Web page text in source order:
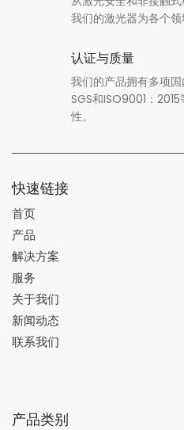
我们的激光器为各个领
认证与质量
我们的产品拥有多项国
SGS和ISO9001：
性。
快速链接
首页
产品
解决方案
服务
关于我们
新闻动态
联系我们
产品类别